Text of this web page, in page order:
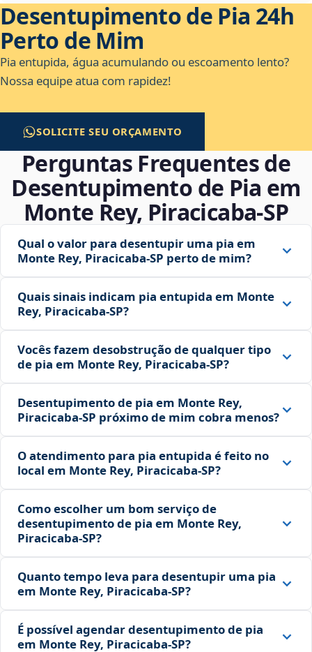
Desentupimento de Pia 24h
Perto de Mim
Pia entupida, água acumulando ou escoamento lento?
Nossa equipe atua com rapidez!
SOLICITE SEU ORÇAMENTO
Perguntas Frequentes de
Desentupimento de Pia em
Monte Rey, Piracicaba‑SP
Qual o valor para desentupir uma pia em
Monte Rey, Piracicaba‑SP perto de mim?
Quais sinais indicam pia entupida em Monte
Rey, Piracicaba‑SP?
Vocês fazem desobstrução de qualquer tipo
de pia em Monte Rey, Piracicaba‑SP?
Desentupimento de pia em Monte Rey,
Piracicaba‑SP próximo de mim cobra menos?
O atendimento para pia entupida é feito no
local em Monte Rey, Piracicaba‑SP?
Como escolher um bom serviço de
desentupimento de pia em Monte Rey,
Piracicaba‑SP?
Quanto tempo leva para desentupir uma pia
em Monte Rey, Piracicaba‑SP?
É possível agendar desentupimento de pia
em Monte Rey, Piracicaba‑SP?